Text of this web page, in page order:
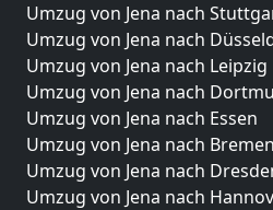
Umzug von Jena nach
Umzug von Jena nach
Umzug von Jena nach Leipzig
Umzug von Jena nach
Umzug von Jena nach Essen
Umzug von Jena nach Bremen
Umzug von Jena nach
Umzug von Jena nach